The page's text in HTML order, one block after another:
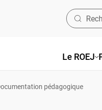
Le ROEJ
pédagogique